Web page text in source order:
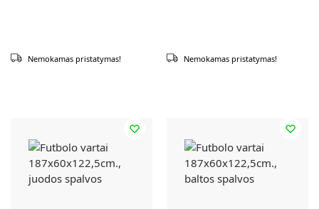
Nemokamas pristatymas! Nemokamas pristatymas!